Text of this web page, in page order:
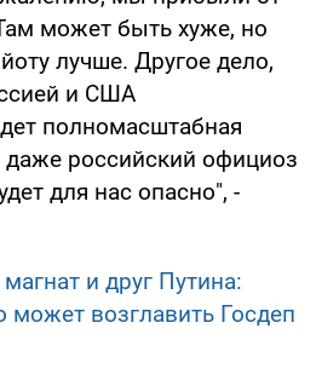
может быть хуже, но
лучше. Другое дело,
и США
полномасштабная
российский официоз
для нас опасно", -
и друг Путина:
может возглавить Госдеп